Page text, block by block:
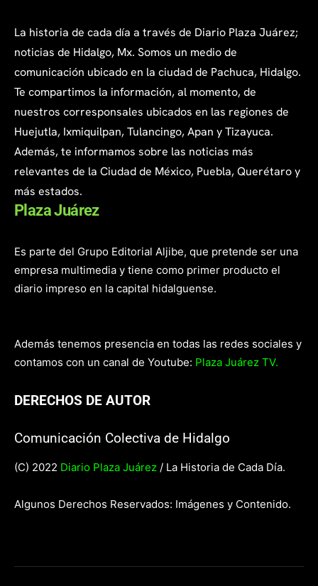
La historia de cada día a través de Diario Plaza Juárez;
noticias de Hidalgo, Mx. Somos un medio de
comunicación ubicado en la ciudad de Pachuca, Hidalgo.
Te compartimos la información, al momento, de
nuestros corresponsales ubicados en las regiones de
Huejutla, Ixmiquilpan, Tulancingo, Apan y Tizayuca.
Además, te informamos sobre las noticias más
relevantes de la Ciudad de México, Puebla, Querétaro y
más estados.
Plaza Juárez
Es parte del Grupo Editorial Aljibe, que pretende ser una
empresa multimedia y tiene como primer producto el
diario impreso en la capital hidalguense.
Además tenemos presencia en todas las redes sociales y
contamos con un canal de Youtube: Plaza Juárez TV.
DERECHOS DE AUTOR
Comunicación Colectiva de Hidalgo
(C) 2022 Diario Plaza Juárez / La Historia de Cada Día.
Algunos Derechos Reservados: Imágenes y Contenido.